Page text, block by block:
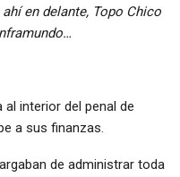
en delante, Topo Chico
al interior del penal de
a sus finanzas.
de administrar toda